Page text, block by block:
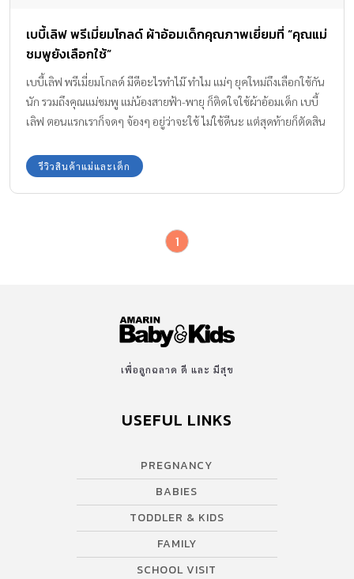
เบบี้เลิฟ พรีเมี่ยมโกลด์ ผ้าอ้อมเด็กคุณภาพเยี่ยมที่ “คุณแม่
ชมพูยังเลือกใช้”
เบบี้เลิฟ พรีเมี่ยมโกลด์ มีดีอะไรทำไม๊ ทำไม แม่ๆ ยุคใหม่ถึงเลือกใช้กัน
นัก รวมถึงคุณแม่ชมพู แม่น้องสายฟ้า-พายุ ก็ติดใจใช้ผ้าอ้อมเด็ก เบบี้
เลิฟ ตอนแรกเราก็จดๆ จ้องๆ อยู่ว่าจะใช้ ไม่ใช้ดีนะ แต่สุดท้ายก็ตัดสิน
โกลด์”
รีวิวสินค้าแม่และเด็ก
1
เพื่อลูกฉลาด ดี และ มีสุข
USEFUL LINKS
PREGNANCY
BABIES
TODDLER & KIDS
FAMILY
SCHOOL VISIT